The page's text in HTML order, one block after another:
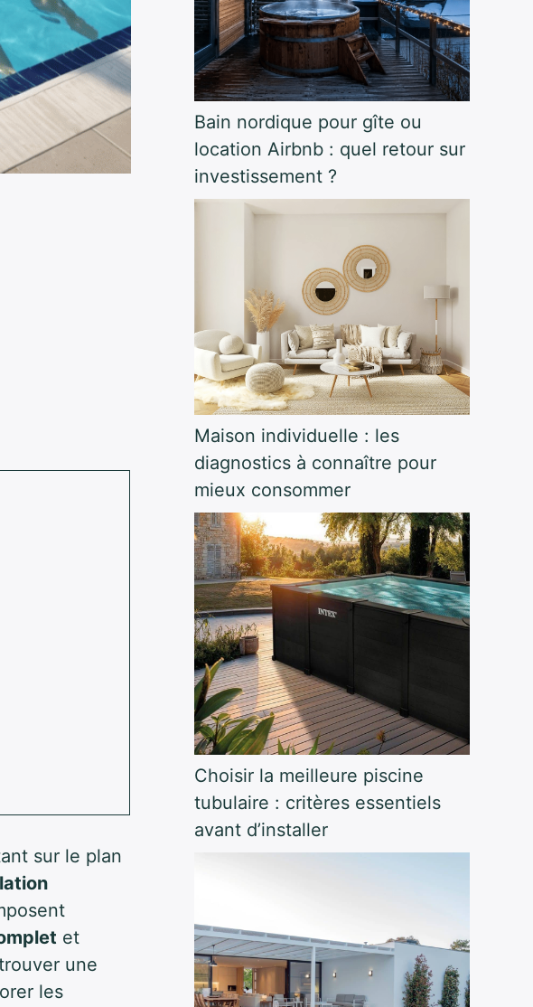
sur le plan
et
une
les
Bain nordique pour gîte ou
location Airbnb : quel retour sur
investissement ?
Maison individuelle : les
diagnostics à connaître pour
mieux consommer
Choisir la meilleure piscine
tubulaire : critères essentiels
avant d’installer